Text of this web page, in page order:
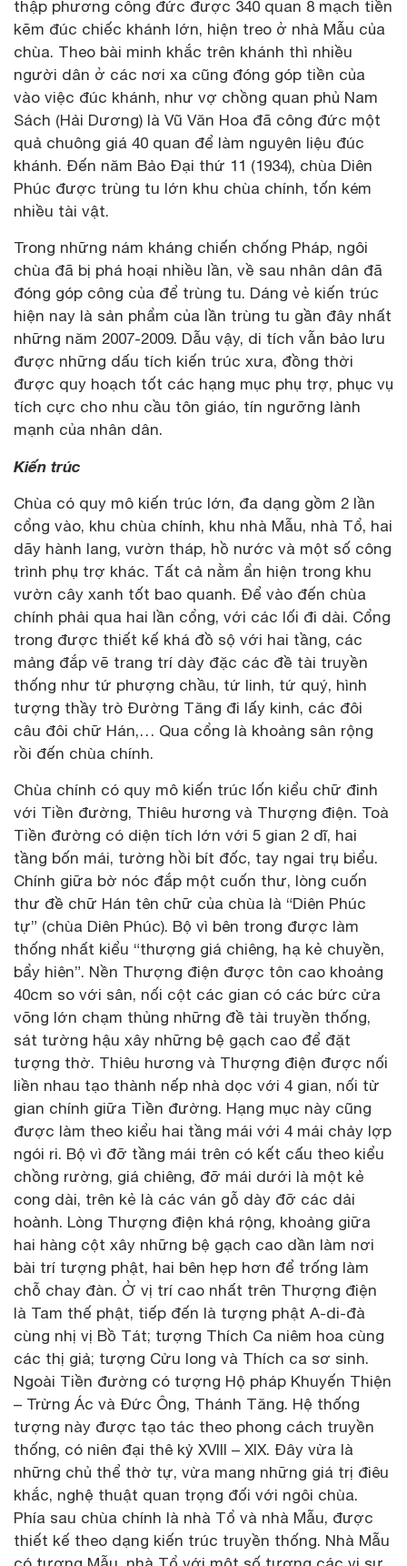
thập phương công đức được 340 quan 8 mạch tiền
kẽm đúc chiếc khánh lớn, hiện treo ở nhà Mẫu của
chùa. Theo bài minh khắc trên khánh thì nhiều
người dân ở các nơi xa cũng đóng góp tiền của
vào việc đúc khánh, như vợ chồng quan phủ Nam
Sách (Hải Dương) là Vũ Văn Hoa đã công đức một
quả chuông giá 40 quan để làm nguyên liệu đúc
khánh. Đến năm Bảo Đại thứ 11 (1934), chùa Diên
Phúc được trùng tu lớn khu chùa chính, tốn kém
nhiều tài vật.
Trong những nám kháng chiến chống Pháp, ngôi
chùa đã bị phá hoại nhiều lần, về sau nhân dân đã
đóng góp công của để trùng tu. Dáng vẻ kiến trúc
hiện nay là sản phẩm của lần trùng tu gần đây nhất
những năm 2007-2009. Dẫu vậy, di tích vẫn bảo lưu
được những dấu tích kiến trúc xưa, đồng thời
được quy hoạch tốt các hạng mục phụ trợ, phục vụ
tích cực cho nhu cầu tôn giáo, tín ngưỡng lành
mạnh của nhân dân.
Kiến trúc
Chùa có quy mô kiến trúc lớn, đa dạng gồm 2 lần
cổng vào, khu chùa chính, khu nhà Mẫu, nhà Tổ, hai
dãy hành lang, vườn tháp, hồ nước và một số công
trình phụ trợ khác. Tất cả nằm ẩn hiện trong khu
vườn cây xanh tốt bao quanh. Để vào đến chùa
chính phải qua hai lần cổng, với các lối đi dài. Cổng
trong được thiết kế khá đồ sộ với hai tầng, các
mảng đắp vẽ trang trí dày đặc các đề tài truyền
thống như tứ phượng chầu, tứ linh, tứ quý, hình
tượng thầy trò Đường Tăng đi lấy kinh, các đôi
câu đôi chữ Hán,… Qua cổng là khoảng sân rộng
rồi đến chùa chính.
Chùa chính có quy mô kiến trúc lốn kiểu chữ đinh
với Tiền đường, Thiêu hương và Thượng điện. Toà
Tiền đường có diện tích lớn với 5 gian 2 dĩ, hai
tầng bốn mái, tường hồi bít đốc, tay ngai trụ biểu.
Chính giữa bờ nóc đắp một cuốn thư, lòng cuốn
thư đề chữ Hán tên chữ của chùa là “Diên Phúc
tự” (chùa Diên Phúc). Bộ vì bên trong được làm
thống nhất kiểu “thượng giá chiêng, hạ kẻ chuyền,
bẩy hiên”. Nền Thượng điện được tôn cao khoảng
40cm so với sân, nối cột các gian có các bức cửa
võng lớn chạm thủng những đề tài truyền thống,
sát tường hậu xây những bệ gạch cao để đặt
tượng thờ. Thiêu hương và Thượng điện được nối
liền nhau tạo thành nếp nhà dọc với 4 gian, nối từ
gian chính giữa Tiền đường. Hạng mục này cũng
được làm theo kiểu hai tầng mái với 4 mái chảy lợp
ngói ri. Bộ vì đỡ tầng mái trên có kết cấu theo kiểu
chồng rường, giá chiêng, đỡ mái dưới là một kẻ
cong dài, trên kẻ là các ván gỗ dày đỡ các dải
hoành. Lòng Thượng điện khá rộng, khoảng giữa
hai hàng cột xây những bệ gạch cao dần làm nơi
bài trí tượng phật, hai bên hẹp hơn để trống làm
chỗ chay đàn. Ở vị trí cao nhất trên Thượng điện
là Tam thế phật, tiếp đến là tượng phật A-di-đà
cùng nhị vị Bồ Tát; tượng Thích Ca niêm hoa cùng
các thị giả; tượng Cửu long và Thích ca sơ sinh.
Ngoài Tiền đường có tượng Hộ pháp Khuyến Thiện
– Trừng Ác và Đức Ông, Thánh Tăng. Hệ thống
tượng này được tạo tác theo phong cách truyền
thống, có niên đại thê kỷ XVIII – XIX. Đây vừa là
những chủ thể thờ tự, vừa mang những giá trị điêu
khắc, nghệ thuật quan trọng đối với ngôi chùa.
Phía sau chùa chính là nhà Tổ và nhà Mẫu, được
thiết kế theo dạng kiến trúc truyền thống. Nhà Mẫu